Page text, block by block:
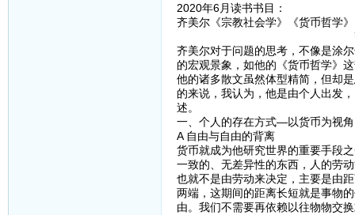
2020年6月读书书目：
齐美尔《宗教社会学》《货币哲学
齐美尔笔下
齐美尔对于问题的思考，不像是涂
的宏观景象，如他的《货币哲学》
他的诸多散文虽然体型精简，但却
的来说，我认为，他是由个人出发
述。
一、个人的存在方式—以货币为视角
A 自由与自由的背离
货币就成为他研究世界的重要手段
一致的、无差异性的东西，人的劳
也就不是由劳动来决定，主要是由
两端，这期间的距离长短就是事物
由。我们不需要再依赖以往物物交